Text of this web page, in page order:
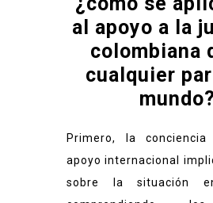
al apoyo a la
colombiana
cualquier
mundo?
Primero, la
apoyo internacional
sobre la situación